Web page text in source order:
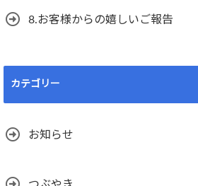
8.お客様からの嬉しいご報告
カテゴリー
お知らせ